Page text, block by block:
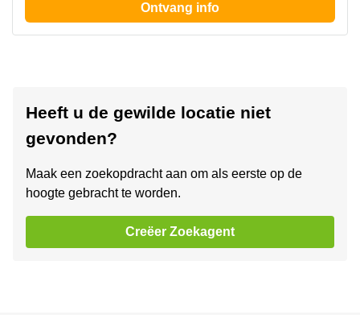
Ontvang info
Heeft u de gewilde locatie niet
gevonden?
Maak een zoekopdracht aan om als eerste op de
hoogte gebracht te worden.
Creëer Zoekagent